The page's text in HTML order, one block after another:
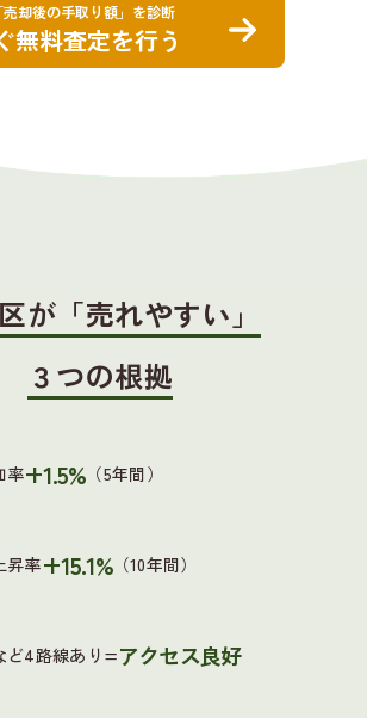
却後の手取り額」を診断
無料査定を行う
が「売れやすい」
３つの根拠
率+1.5% （5年間）
昇率+15.1%（10年間）
ど4路線あり=アクセス良好